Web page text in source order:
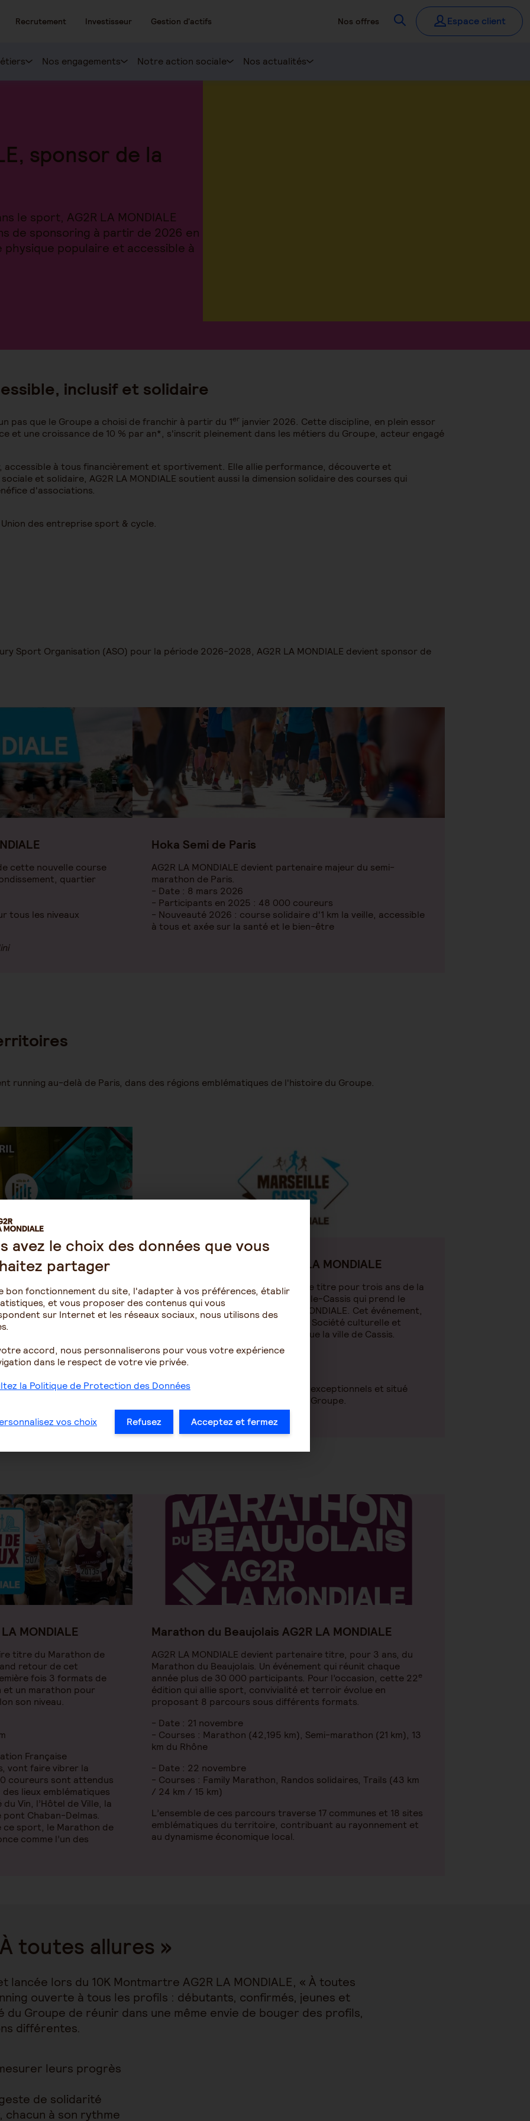
Recrutement Investisseur Gestion d'actifs Nos offres Recherchez Espace client
Nos engagements Notre action sociale Nos actualités
sponsor de la
le sport, AG2R LA MONDIALE
de sponsoring à partir de 2026 en
populaire et accessible à
inclusif et solidaire
pas que le Groupe a choisi de franchir à partir du 1er janvier 2026. Cette discipline, en plein essor
et une croissance de 10 % par an*, s'inscrit pleinement dans les métiers du Groupe, acteur engagé
à tous financièrement et sportivement. Elle allie performance, découverte et
et solidaire, AG2R LA MONDIALE soutient aussi la dimension solidaire des courses qui
d'associations.
des entreprise sport & cycle.
Sport Organisation (ASO) pour la période 2026-2028, AG2R LA MONDIALE devient sponsor de
cette nouvelle course
quartier
tous les niveaux
Hoka Semi de Paris
AG2R LA MONDIALE devient partenaire majeur du semi-
marathon de Paris.
- Date : 8 mars 2026
- Participants en 2025 : 48 000 coureurs
- Nouveauté 2026 : course solidaire d'1 km la veille, accessible
à tous et axée sur la santé et le bien-être
running au-delà de Paris, dans des régions emblématiques de l'histoire du Groupe.
titre de l'Urban Trail
France d'Athlétisme
d'Athlétisme, cet
en 2025.
de participer
simple amateur venu
soin de soi et de sa
MARSEILLE-CASSIS - AG2R LA MONDIALE
AG2R LA MONDIALE est le partenaire titre pour trois ans de la
mythique course provençale Marseille-Cassis qui prend le
nom de Marseille-Cassis AG2R LA MONDIALE. Cet événement,
créé en 1979, est co-organisé par la Société culturelle et
omnisport Sainte-Marguerite ainsi que la ville de Cassis.
- Date : 25 octobre
- Distance : 20 km
Ce parcours est cerné de paysages exceptionnels et situé
dans une autre région historique du Groupe.
MONDIALE
titre du Marathon de
retour de cet
fois 3 formats de
et un marathon pour
son niveau.
Française
vont faire vibrer la
coureurs sont attendus
lieux emblématiques
Vin, l’Hôtel de Ville, la
Chaban-Delmas.
ce sport, le Marathon de
comme l’un des
Marathon du Beaujolais AG2R LA MONDIALE
AG2R LA MONDIALE devient partenaire titre, pour 3 ans, du
Marathon du Beaujolais. Un événement qui réunit chaque
année plus de 30 000 participants. Pour l’occasion, cette 22 e
édition qui allie sport, convivialité et terroir évolue en
proposant 8 parcours sous différents formats.
- Date : 21 novembre
- Courses : Marathon (42,195 km), Semi-marathon (21 km), 13
km du Rhône
- Date : 22 novembre
- Courses : Family Marathon, Randos solidaires, Trails (43 km
/ 24 km / 15 km)
L’ensemble de ces parcours traverse 17 communes et 18 sites
emblématiques du territoire, contribuant au rayonnement et
au dynamisme économique local.
toutes allures »
lancée lors du 10K Montmartre AG2R LA MONDIALE, « À toutes
ouverte à tous les profils : débutants, confirmés, jeunes et
Groupe de réunir dans une même envie de bouger des profils,
différentes.
leurs progrès
de solidarité
à son rythme
avez le choix des données que vous
partager
bon fonctionnement du site, l'adapter à vos préférences, établir
et vous proposer des contenus qui vous
sur Internet et les réseaux sociaux, nous utilisons des
accord, nous personnaliserons pour vous votre expérience
dans le respect de votre vie privée.
la Politique de Protection des Données
vos choix Refusez Acceptez et fermez